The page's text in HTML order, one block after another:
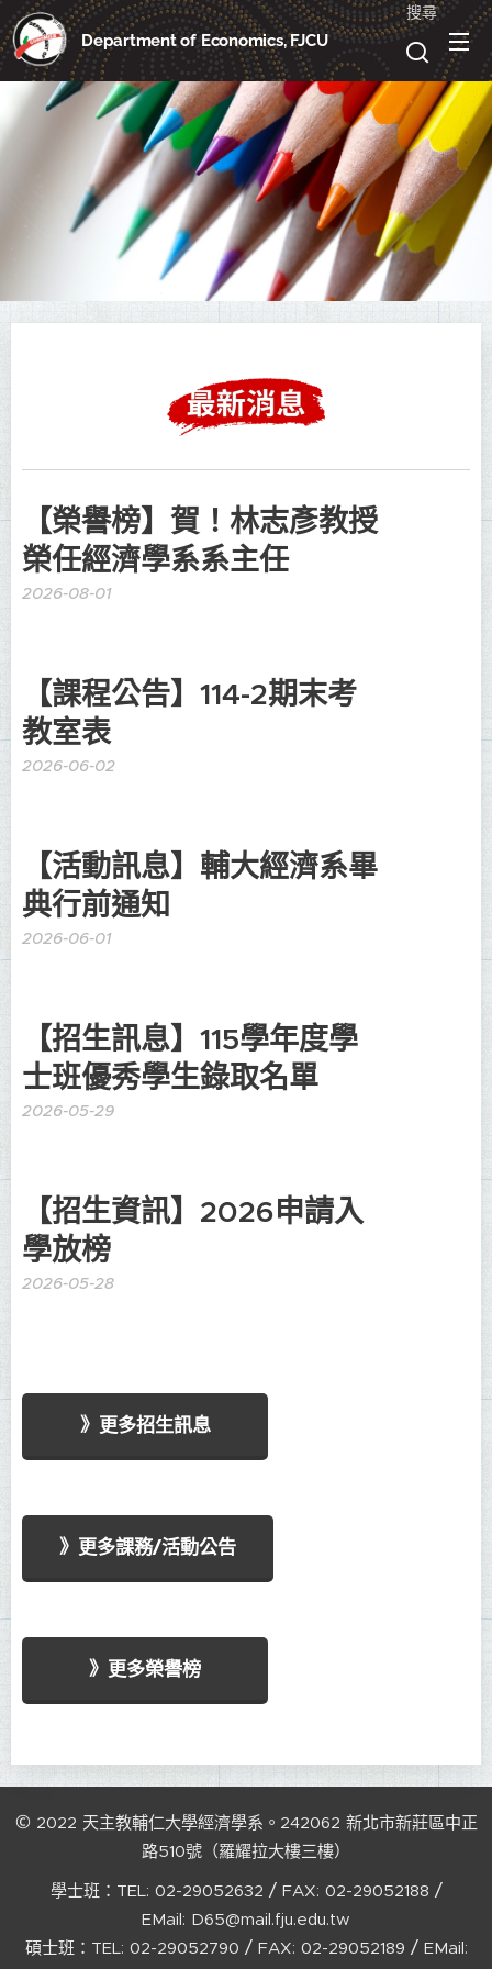
Department of Economics, FJCU
搜尋
【榮譽榜】賀！林志彥教授
榮任經濟學系系主任
2026-08-01
【課程公告】114-2期末考
教室表
2026-06-02
【活動訊息】輔大經濟系畢
典行前通知
2026-06-01
【招生訊息】115學年度學
士班優秀學生錄取名單
2026-05-29
【招生資訊】2026申請入
學放榜
2026-05-28
》更多招生訊息
》更多課務/活動公告
》更多榮譽榜
© 2022 天主教輔仁大學經濟學系。242062 新北市新莊區中正
路510號（羅耀拉大樓三樓）
學士班：TEL: 02-29052632 / FAX: 02-29052188 /
EMail: D65@mail.fju.edu.tw
碩士班：TEL: 02-29052790 / FAX: 02-29052189 / EMail: